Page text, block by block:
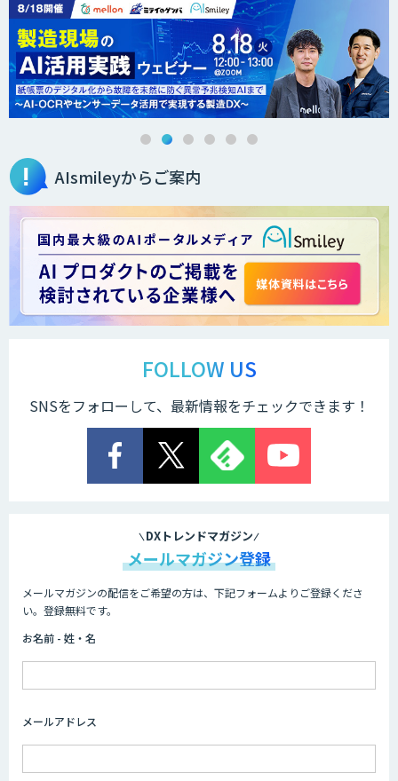
AIsmileyからご案内
FOLLOW US
SNSをフォローして、最新情報をチェックできます！
DXトレンドマガジン
メールマガジン登録
メールマガジンの配信をご希望の方は、下記フォームよりご登録くださ
い。登録無料です。
お名前 - 姓・名
メールアドレス